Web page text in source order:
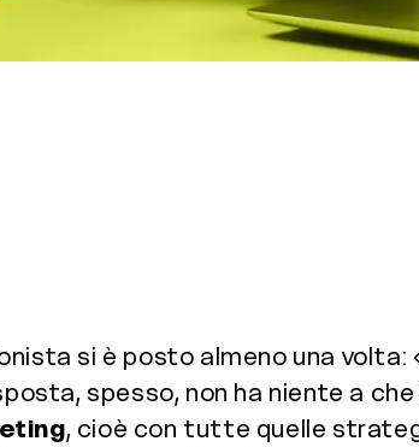
si è posto almeno una volta:
spesso, non ha niente a
, cioè con tutte quelle